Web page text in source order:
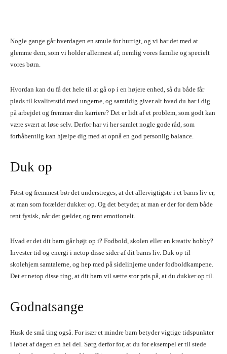
Nogle gange går hverdagen en smule for hurtigt, og vi har det med at
glemme dem, som vi holder allermest af; nemlig vores familie og specielt
vores børn.
Hvordan kan du få det hele til at gå op i en højere enhed, så du både får
plads til kvalitetstid med ungerne, og samtidig giver alt hvad du har i dig
på arbejdet og fremmer din karriere? Det er lidt af et problem, som godt kan
være svært at løse selv. Derfor har vi her samlet nogle gode råd, som
forhåbentlig kan hjælpe dig med at opnå en god personlig balance.
Duk op
Først og fremmest bør det understreges, at det allervigtigste i et barns liv er,
at man som forælder dukker op. Og det betyder, at man er der for dem både
rent fysisk, når det gælder, og rent emotionelt.
Hvad er det dit barn går højt op i? Fodbold, skolen eller en kreativ hobby?
Invester tid og energi i netop disse sider af dit barns liv. Duk op til
skolehjem samtalerne, og hep med på sidelinjerne under fodboldkampene.
Det er netop disse ting, at dit barn vil sætte stor pris på, at du dukker op til.
Godnatsange
Husk de små ting også. For især et mindre barn betyder vigtige tidspunkter
i løbet af dagen en hel del. Sørg derfor for, at du for eksempel er til stede